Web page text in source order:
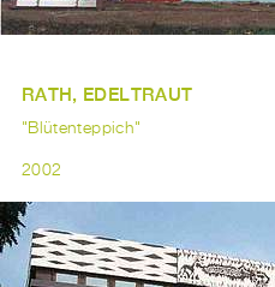
RATH, EDELTRAUT
"Blütenteppich"
2002